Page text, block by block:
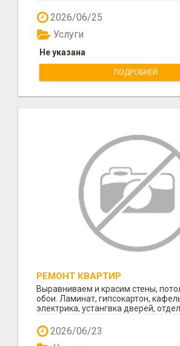
2026/06/25
Не указана
Услуги
ПОДРОБНЕЙ
РЕМОНТ КВАРТИР
Выравниваем и красим стены,
обои. Ламинат, гипсокартон,
электрика, устангвка дверей,
2026/06/23